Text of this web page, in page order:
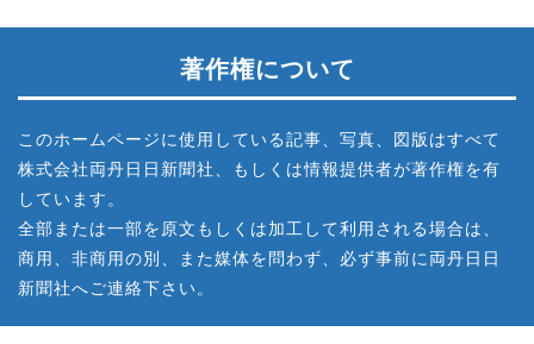
著作権について
このホームページに使用している記事、写真、図版はすべて
株式会社両丹日日新聞社、もしくは情報提供者が著作権を有
しています。
全部または一部を原文もしくは加工して利用される場合は、
商用、非商用の別、また媒体を問わず、必ず事前に両丹日日
新聞社へご連絡下さい。